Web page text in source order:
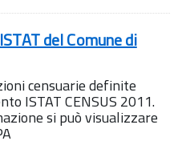
del Comune di
censuarie definite
ISTAT CENSUS 2011.
si può visualizzare